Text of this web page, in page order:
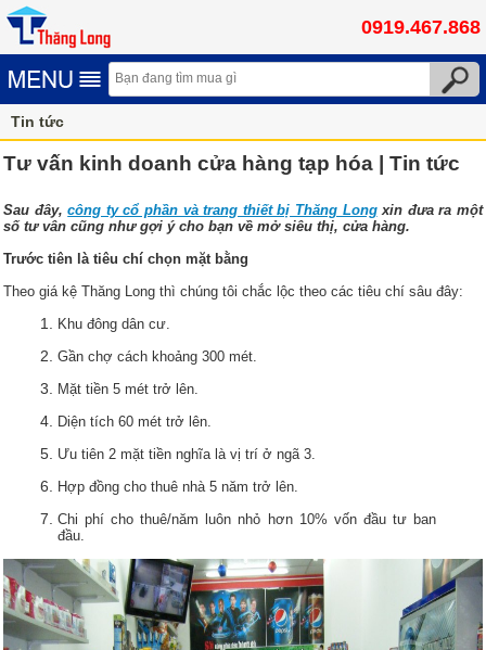
0919.467.868
Tin tức
Tư vấn kinh doanh cửa hàng tạp hóa | Tin tức
Sau đây,công ty cổ phần và trang thiết bị Thăng Longxin đưa ra một
số tư vân cũng như gợi ý cho bạn về mở siêu thị, cửa hàng.
Trước tiên là tiêu chí chọn mặt bằng
Theo giá kệ Thăng Long thì chúng tôi chắc lộc theo các tiêu chí sâu đây:
Khu đông dân cư.
Gần chợ cách khoảng 300 mét.
Mặt tiền 5 mét trở lên.
Diện tích 60 mét trở lên.
Ưu tiên 2 mặt tiền nghĩa là vị trí ở ngã 3.
Hợp đồng cho thuê nhà 5 năm trở lên.
Chi phí cho thuê/năm luôn nhỏ hơn 10% vốn đầu tư ban
đầu.